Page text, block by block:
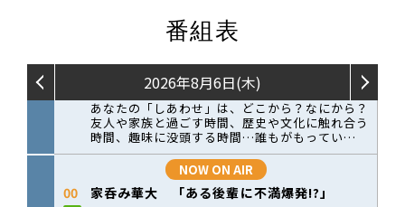
番組表